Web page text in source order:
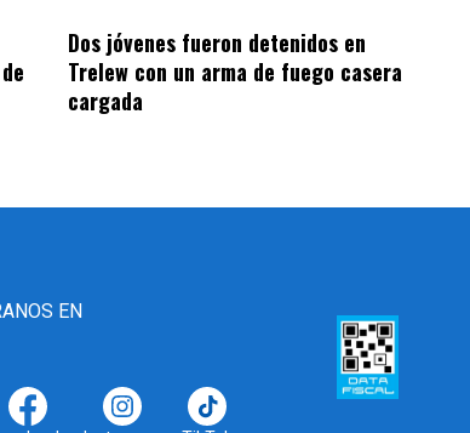
Dos jóvenes fueron detenidos en
Trelew con un arma de fuego casera
cargada
EN